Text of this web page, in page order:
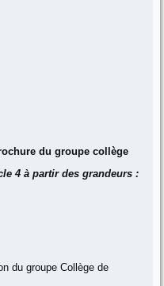
du groupe collège
4 à partir des grandeurs :
du groupe Collège de